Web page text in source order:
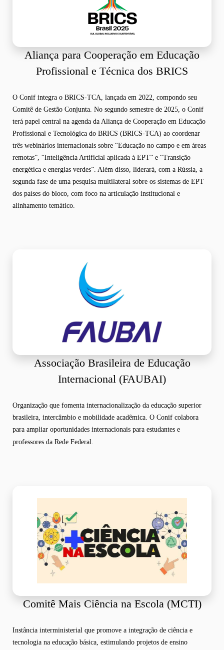
Aliança para Cooperação em Educação
Profissional e Técnica dos BRICS
O Conif integra o BRICS-TCA, lançada em 2022, compondo seu
Comitê de Gestão Conjunta. No segundo semestre de 2025, o Conif
terá papel central na agenda da Aliança de Cooperação em Educação
Profissional e Tecnológica do BRICS (BRICS-TCA) ao coordenar
três webinários internacionais sobre “Educação no campo e em áreas
remotas”, “Inteligência Artificial aplicada à EPT” e “Transição
energética e energias verdes”. Além disso, liderará, com a Rússia, a
segunda fase de uma pesquisa multilateral sobre os sistemas de EPT
dos países do bloco, com foco na articulação institucional e
alinhamento temático.
Associação Brasileira de Educação
Internacional (FAUBAI)
Organização que fomenta internacionalização da educação superior
brasileira, intercâmbio e mobilidade acadêmica. O Conif colabora
para ampliar oportunidades internacionais para estudantes e
professores da Rede Federal.
Comitê Mais Ciência na Escola (MCTI)
Instância interministerial que promove a integração de ciência e
tecnologia na educação básica, estimulando projetos de ensino